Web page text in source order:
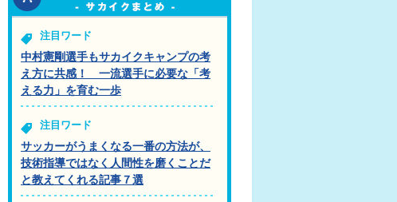
注目ワード
中村憲剛選手もサカイクキャンプの考
え方に共感！ 一流選手に必要な「考
える力」を育む一歩
注目ワード
サッカーがうまくなる一番の方法が、
技術指導ではなく人間性を磨くことだ
と教えてくれる記事７選